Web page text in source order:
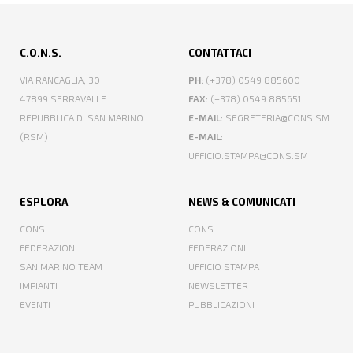
C.O.N.S.
VIA RANCAGLIA, 30
47899 SERRAVALLE
REPUBBLICA DI SAN MARINO
(RSM)
CONTATTACI
PH: (+378) 0549 885600
FAX: (+378) 0549 885651
E-MAIL: SEGRETERIA@CONS.SM
E-MAIL:
UFFICIO.STAMPA@CONS.SM
ESPLORA
CONS
FEDERAZIONI
SAN MARINO TEAM
IMPIANTI
EVENTI
NEWS & COMUNICATI
CONS
FEDERAZIONI
UFFICIO STAMPA
NEWSLETTER
PUBBLICAZIONI